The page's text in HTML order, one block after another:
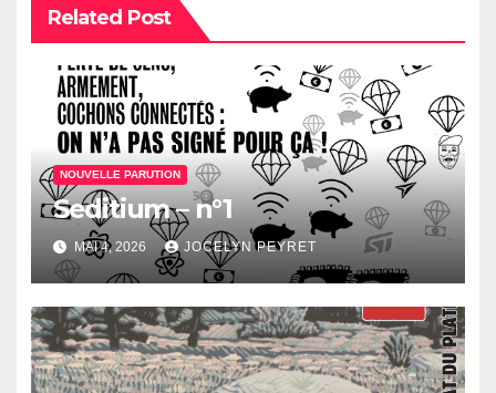
Related Post
NOUVELLE PARUTION
Seditium – n°1
MAI 4, 2026 JOCELYN PEYRET